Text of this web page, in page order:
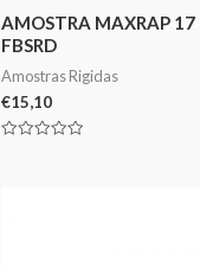
AMOSTRA MAXRAP 17
FBSRD
Amostras Rigidas
€15,10